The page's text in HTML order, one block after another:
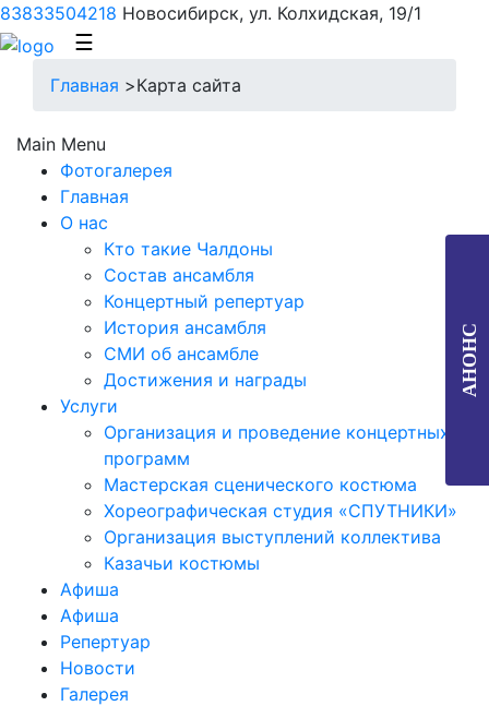
83833504218 Новосибирск, ул. Колхидская, 19/1
☰
Главная >Карта сайта
Main Menu
Фотогалерея
Главная
О нас
Кто такие Чалдоны
Состав ансамбля
Концертный репертуар
История ансамбля
СМИ об ансамбле
Достижения и награды
Услуги
Организация и проведение концертных
программ
Мастерская сценического костюма
Хореографическая студия «СПУТНИКИ»
Организация выступлений коллектива
Казачьи костюмы
Афиша
Афиша
Репертуар
Новости
Галерея
АНОНС